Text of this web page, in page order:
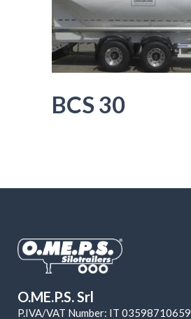
BCS 30
O.ME.P.S. Srl
P.IVA/VAT Number: IT 03598710659